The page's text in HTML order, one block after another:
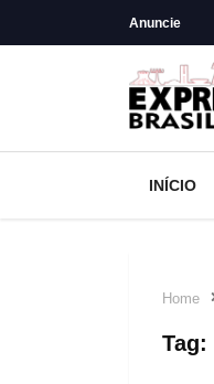
Anuncie
INÍCIO
Home
Tag: